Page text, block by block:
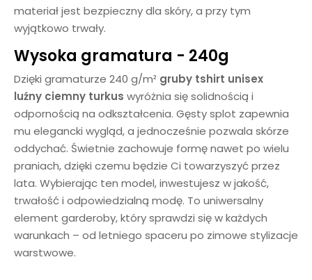
materiał jest bezpieczny dla skóry, a przy tym
wyjątkowo trwały.
Wysoka gramatura - 240g
Dzięki gramaturze 240 g/m² gruby tshirt unisex
luźny ciemny turkus wyróżnia się solidnością i
odpornością na odkształcenia. Gęsty splot zapewnia
mu elegancki wygląd, a jednocześnie pozwala skórze
oddychać. Świetnie zachowuje formę nawet po wielu
praniach, dzięki czemu będzie Ci towarzyszyć przez
lata. Wybierając ten model, inwestujesz w jakość,
trwałość i odpowiedzialną modę. To uniwersalny
element garderoby, który sprawdzi się w każdych
warunkach – od letniego spaceru po zimowe stylizacje
warstwowe.